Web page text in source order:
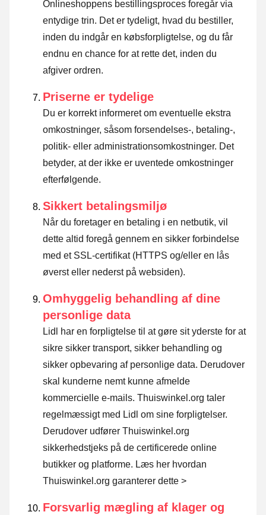
Onlineshoppens bestillingsproces foregår via
entydige trin. Det er tydeligt, hvad du bestiller,
inden du indgår en købsforpligtelse, og du får
endnu en chance for at rette det, inden du
afgiver ordren.
Priserne er tydelige
Du er korrekt informeret om eventuelle ekstra
omkostninger, såsom forsendelses-, betaling-,
politik- eller administrationsomkostninger. Det
betyder, at der ikke er uventede omkostninger
efterfølgende.
Sikkert betalingsmiljø
Når du foretager en betaling i en netbutik, vil
dette altid foregå gennem en sikker forbindelse
med et SSL-certifikat (HTTPS og/eller en lås
øverst eller nederst på websiden).
Omhyggelig behandling af dine
personlige data
Lidl har en forpligtelse til at gøre sit yderste for at
sikre sikker transport, sikker behandling og
sikker opbevaring af personlige data. Derudover
skal kunderne nemt kunne afmelde
kommercielle e-mails. Thuiswinkel.org taler
regelmæssigt med Lidl om sine forpligtelser.
Derudover udfører Thuiswinkel.org
sikkerhedstjeks på de certificerede online
butikker og platforme. Læs her hvordan
Thuiswinkel.org garanterer dette >
Forsvarlig mægling af klager og